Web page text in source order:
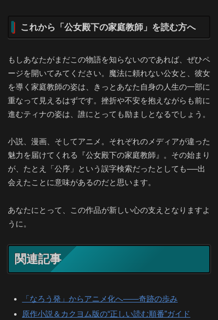
これから「公女殿下の家庭教師」を読む方へ
もしあなたがまだこの物語を知らないのであれば、ぜひペ
ージを開いてみてください。魔法に頼れない公女と、彼女
を導く家庭教師の姿は、きっとあなた自身の人生の一部に
重なって見えるはずです。挫折や不安を抱えながらも前に
進むティナの姿は、誰にとっても励ましとなるでしょう。
小説、漫画、そしてアニメ。それぞれのメディアが違った
魅力を届けてくれる『公女殿下の家庭教師』。その始まり
が、たとえ「公序」という誤字検索だったとしても──出
会えたことに意味があるのだと思います。
あなたにとって、この作品が新しい心の支えとなりますよ
うに。
関連記事
「なろう発」からアニメ化へ――奇跡の歩み
原作小説＆カクヨム版の“正しい読む順番”ガイド